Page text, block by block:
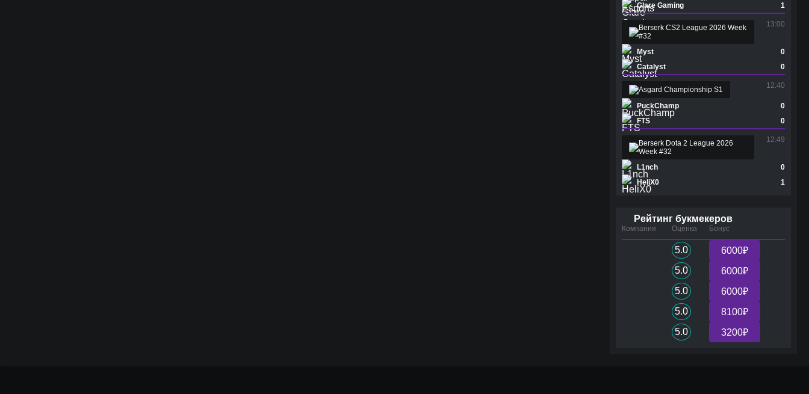
Glare Gaming
1
Berserk CS2 League 2026 Week
#32
13:00
Myst
0
Catalyst
0
Asgard Championship S1 12:40
PuckChamp
0
FTS
0
Berserk Dota 2 League 2026
Week #32
12:49
L1nch
0
HeliX0
1
Рейтинг букмекеров
Компания Оценка Бонус
5.0
6000₽
5.0
6000₽
5.0
6000₽
5.0
8100₽
5.0
3200₽